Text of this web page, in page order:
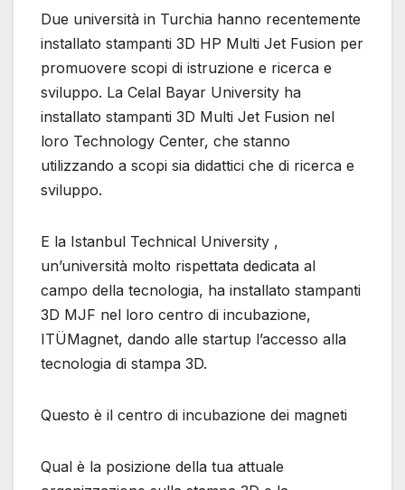
Due università in Turchia hanno recentemente
installato stampanti 3D HP Multi Jet Fusion per
promuovere scopi di istruzione e ricerca e
sviluppo. La Celal Bayar University ha
installato stampanti 3D Multi Jet Fusion nel
loro Technology Center, che stanno
utilizzando a scopi sia didattici che di ricerca e
sviluppo.
E la Istanbul Technical University ,
un’università molto rispettata dedicata al
campo della tecnologia, ha installato stampanti
3D MJF nel loro centro di incubazione,
ITÜMagnet, dando alle startup l’accesso alla
tecnologia di stampa 3D.
Questo è il centro di incubazione dei magneti
Qual è la posizione della tua attuale